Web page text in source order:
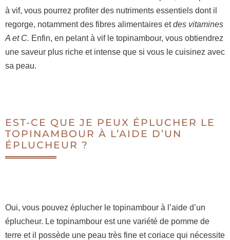
à vif, vous pourrez profiter des nutriments essentiels dont il
regorge, notamment des fibres alimentaires etdes vitamines
A et C. Enfin, en pelant à vif le topinambour, vous obtiendrez
une saveur plus riche et intense que si vous le cuisinez avec
sa peau.
EST-CE QUE JE PEUX ÉPLUCHER LE
TOPINAMBOUR À L’AIDE D’UN
ÉPLUCHEUR ?
Oui, vous pouvez éplucher le topinambour à l’aide d’un
éplucheur. Le topinambour est une variété de pomme de
terre et il possède une peau très fine et coriace qui nécessite